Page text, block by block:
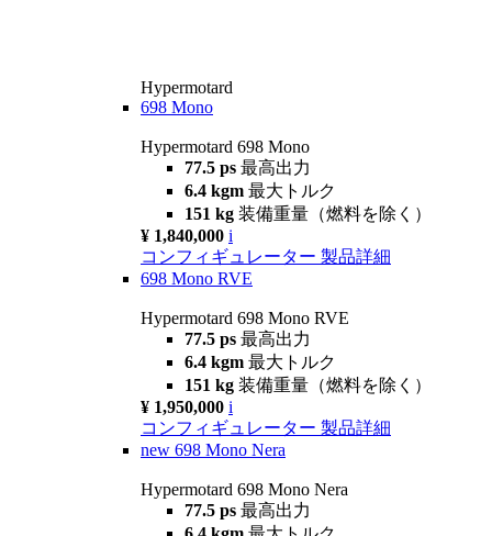
Hypermotard
698 Mono
Hypermotard 698 Mono
77.5 ps 最高出力
6.4 kgm 最大トルク
151 kg 装備重量（燃料を除く）
¥ 1,840,000 i
コンフィギュレーター 製品詳細
698 Mono RVE
Hypermotard 698 Mono RVE
77.5 ps 最高出力
6.4 kgm 最大トルク
151 kg 装備重量（燃料を除く）
¥ 1,950,000 i
コンフィギュレーター 製品詳細
new 698 Mono Nera
Hypermotard 698 Mono Nera
77.5 ps 最高出力